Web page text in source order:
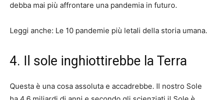
debba mai più affrontare una pandemia in futuro.
Leggi anche: Le 10 pandemie più letali della storia umana.
4. Il sole inghiottirebbe la Terra
Questa è una cosa assoluta e accadrebbe. Il nostro Sole